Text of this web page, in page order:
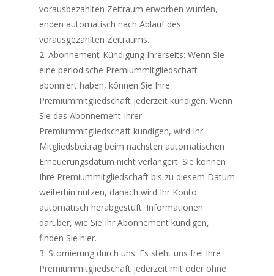
vorausbezahlten Zeitraum erworben wurden,
enden automatisch nach Ablauf des
vorausgezahlten Zeitraums.
Abonnement-Kündigung Ihrerseits: Wenn Sie
eine periodische Premiummitgliedschaft
abonniert haben, können Sie Ihre
Premiummitgliedschaft jederzeit kündigen. Wenn
Sie das Abonnement Ihrer
Premiummitgliedschaft kündigen, wird Ihr
Mitgliedsbeitrag beim nächsten automatischen
Erneuerungsdatum nicht verlängert. Sie können
Ihre Premiummitgliedschaft bis zu diesem Datum
weiterhin nutzen, danach wird Ihr Konto
automatisch herabgestuft. Informationen
darüber, wie Sie Ihr Abonnement kündigen,
finden Sie hier.
Stornierung durch uns: Es steht uns frei Ihre
Premiummitgliedschaft jederzeit mit oder ohne